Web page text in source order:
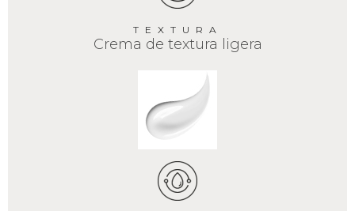
TEXTURA
Crema de textura ligera